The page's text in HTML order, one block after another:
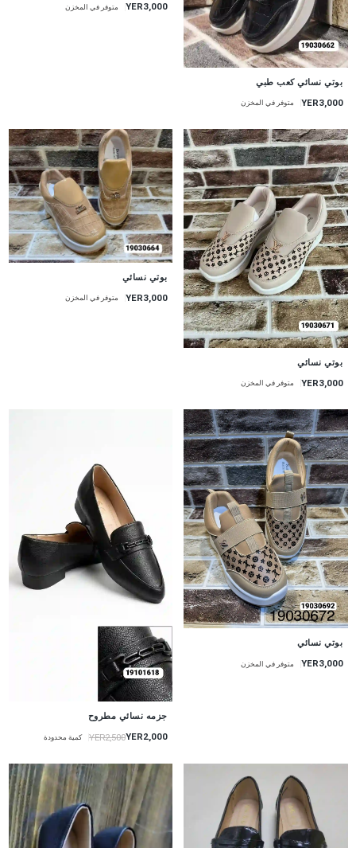
بوتي نسائي كعب طبي
YER3,000 متوفر في المخزن
YER3,000 متوفر في المخزن
بوتي نسائي
YER3,000 متوفر في المخزن
بوتي نسائي
YER3,000 متوفر في المخزن
بوتي نسائي
YER3,000 متوفر في المخزن
جزمه نسائي مطروح
YER2,000
YER2,500 كمية محدودة